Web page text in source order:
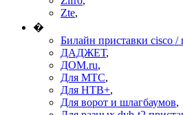
Zte,
�
Билайн приставки cisco /
ДАДЖЕТ,
ДОМ.ru,
Для МТС,
Для НТВ+,
Для ворот и шлагбаумов,